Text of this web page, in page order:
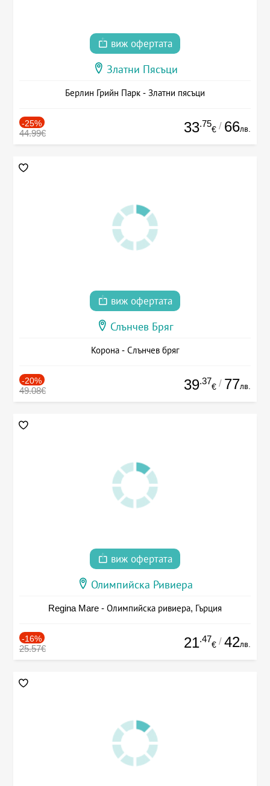
виж офертата
Златни Пясъци
Берлин Грийн Парк - Златни пясъци
-25%
44.99€ 33.75
€ / 66лв.
виж офертата
Слънчев Бряг
Корона - Слънчев бряг
-20%
49.08€ 39.37
€ / 77лв.
виж офертата
Олимпийска Ривиера
Regina Mare - Олимпийска ривиера, Гърция
-16%
25.57€ 21.47
€ / 42лв.